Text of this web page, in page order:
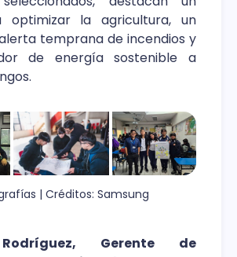
optimizar la agricultura, un
temprana de incendios y
de energía sostenible a
| Créditos: Samsung
Gerente de